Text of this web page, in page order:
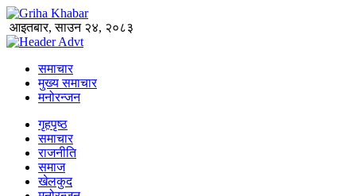
आइतबार, साउन २४, २०८३
समाचार
मुख्य समाचार
मनोरन्जन
गृहपृष्ठ
समाचार
राजनीति
समाज
खेलकुद